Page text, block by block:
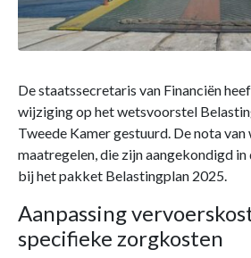
De staatssecretaris van Financiën
wijziging op het wetsvoorstel
Tweede Kamer gestuurd. De nota
maatregelen, die zijn aangekondigd
bij het pakket Belastingplan 2025.
Aanpassing
specifieke zorgkosten